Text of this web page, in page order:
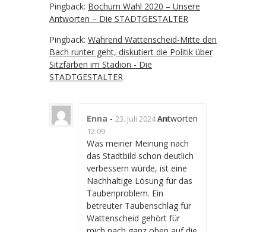
Pingback: Bochum Wahl 2020 – Unsere
Antworten – Die STADTGESTALTER
Pingback: Während Wattenscheid-Mitte den
Bach runter geht, diskutiert die Politik über
Sitzfarben im Stadion - Die
STADTGESTALTER
Enna - 23. Juli 2024 um
12:09
Was meiner Meinung nach
das Stadtbild schon deutlich
verbessern würde, ist eine
Nachhaltige Lösung für das
Taubenproblem. Ein
betreuter Taubenschlag für
Wattenscheid gehört für
Antworten